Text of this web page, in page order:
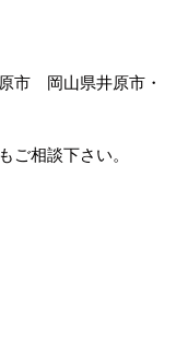
市 岡山県井原市・
ご相談下さい。